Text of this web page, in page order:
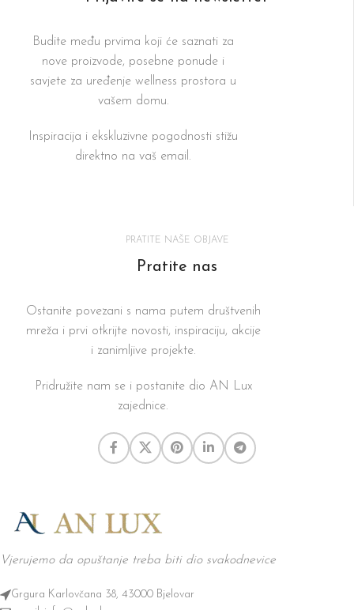
Budite među prvima koji će saznati za
nove proizvode, posebne ponude i
savjete za uređenje wellness prostora u
vašem domu.
Inspiracija i ekskluzivne pogodnosti stižu
direktno na vaš email.
PRATITE NAŠE OBJAVE
Pratite nas
Ostanite povezani s nama putem društvenih
mreža i prvi otkrijte novosti, inspiraciju, akcije
i zanimljive projekte.
Pridružite nam se i postanite dio AN Lux
zajednice.
Vjerujemo da opuštanje treba biti dio svakodnevice
Grgura Karlovčana 38, 43000 Bjelovar